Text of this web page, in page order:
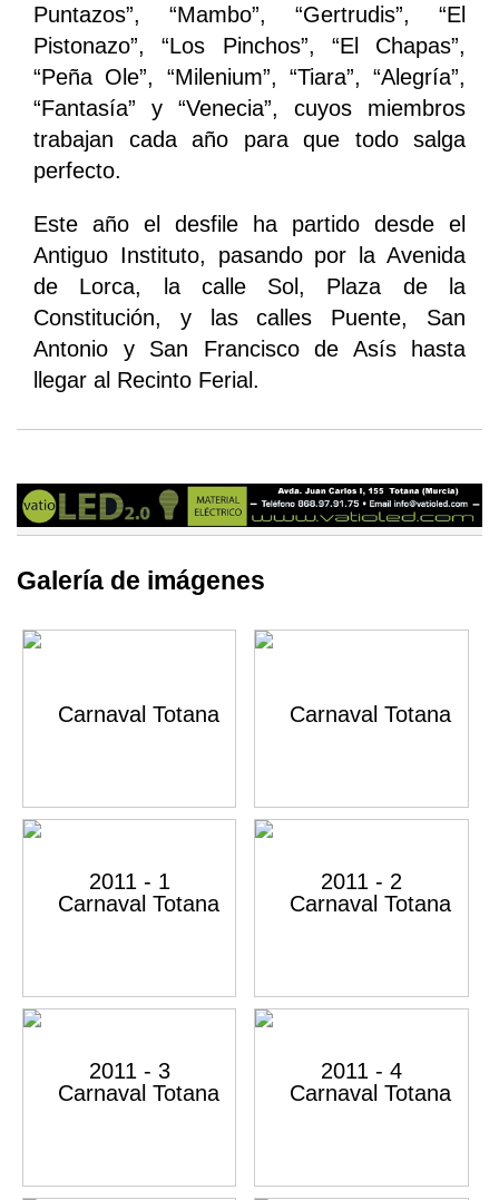
Puntazos”, “Mambo”, “Gertrudis”, “El
Pistonazo”, “Los Pinchos”, “El Chapas”,
“Peña Ole”, “Milenium”, “Tiara”, “Alegría”,
“Fantasía” y “Venecia”, cuyos miembros
trabajan cada año para que todo salga
perfecto.
Este año el desfile ha partido desde el
Antiguo Instituto, pasando por la Avenida
de Lorca, la calle Sol, Plaza de la
Constitución, y las calles Puente, San
Antonio y San Francisco de Asís hasta
llegar al Recinto Ferial.
Galería de imágenes